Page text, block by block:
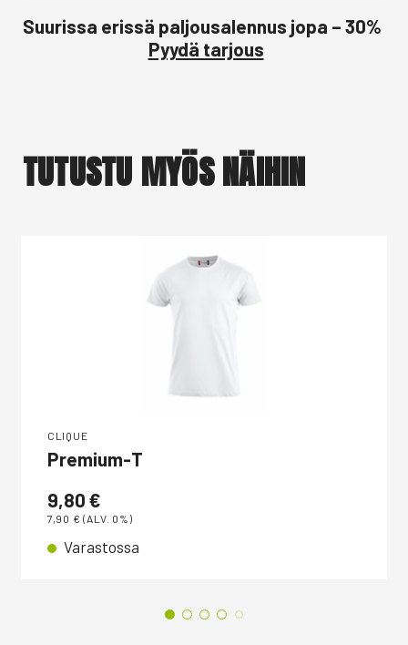
Suurissa erissä paljousalennus jopa – 30%
Pyydä tarjous
TUTUSTU MYÖS NÄIHIN
CLIQUE
Premium-T
9,80 €
7,90 € (ALV. 0%)
Varastossa